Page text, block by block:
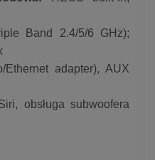
Band 2.4/5/6 GHz);
Ethernet adapter), AUX
obsługa subwoofera